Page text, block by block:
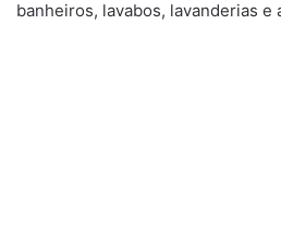
banheiros, lavabos, lavanderias e